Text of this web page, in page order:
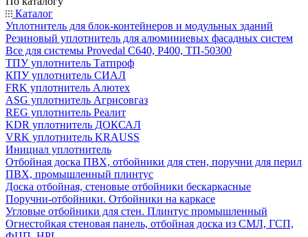
Каталог
Уплотнитель для блок-контейнеров и модульных зданий
Резиновый уплотнитель для алюминиевых фасадных систем
Все для системы Provedal С640, Р400, ТП-50300
ТПУ уплотнитель Татпроф
КПУ уплотнитель СИАЛ
FRK уплотнитель Алютех
ASG уплотнитель Агрисовгаз
REG уплотнитель Реалит
KDR уплотнитель ДОКСАЛ
VRK уплотнитель KRAUSS
Инициал уплотнитель
Отбойная доска ПВХ, отбойники для стен, поручни для перил
ПВХ, промышленный плинтус
Доска отбойная, стеновые отбойники бескаркасные
Поручни-отбойники. Отбойники на каркасе
Угловые отбойники для стен. Плинтус промышленный
Огнестойкая стеновая панель, отбойная доска из СМЛ, ГСП,